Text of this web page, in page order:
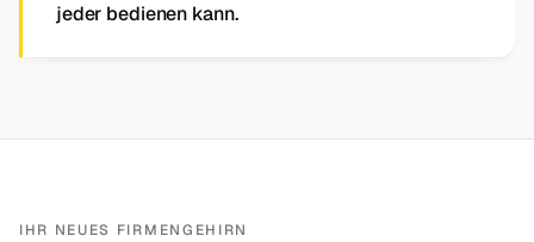
jeder bedienen kann.
IHR NEUES FIRMENGEHIRN